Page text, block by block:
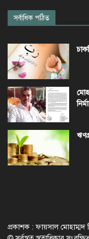
সর্বাধিক পঠিত
প্রকাশক : ফায়সাল মোহাম্মদ